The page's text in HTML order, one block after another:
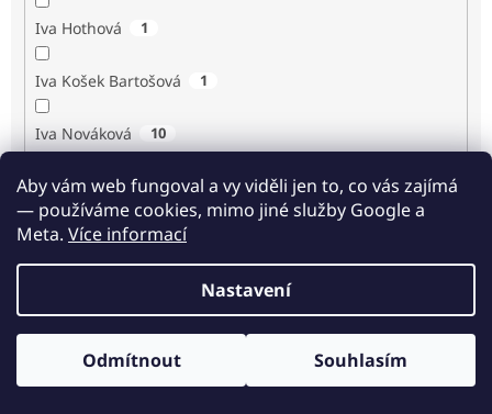
Aby vám web fungoval a vy viděli jen to, co vás zajímá
— používáme cookies, mimo jiné služby Google a
Meta. Více informací
Nastavení
Odmítnout Souhlasím
Iva Hothová 1
Iva Košek Bartošová 1
Iva Nováková 10
Iva Procházková 1
Ivan Renč 1
Odběr novinek